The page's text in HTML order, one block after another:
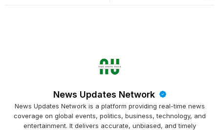
News Updates Network
News Updates Network is a platform providing real-time news
coverage on global events, politics, business, technology, and
entertainment. It delivers accurate, unbiased, and timely